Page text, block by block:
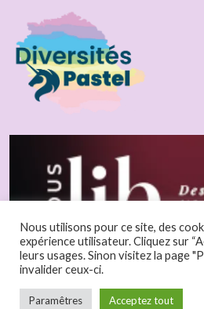
Nous utilisons pour ce site, des
expérience utilisateur. Cliquez sur
leurs usages. Sinon visitez la page
invalider ceux-ci.
Paramêtres Acceptez tout